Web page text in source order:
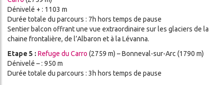
Dénivelé + : 1103 m
Durée totale du parcours : 7h hors temps de pause
Sentier balcon offrant une vue extraordinaire sur les glaciers de la
chaine frontalière, de l’Albaron et à la Lévanna.
Etape 5 : Refuge du Carro (2759 m) – Bonneval-sur-Arc (1790 m)
Dénivelé – : 950 m
Durée totale du parcours : 3h hors temps de pause